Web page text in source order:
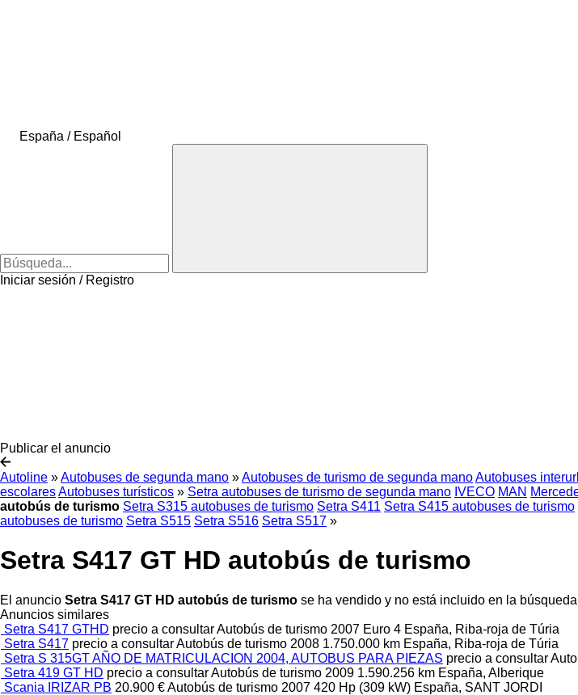
España / Español
Iniciar sesión / Registro
Publicar el anuncio
Autoline »Autobuses de segunda mano »Autobuses de turismo de segunda manoAutobuses
escolaresAutobuses turísticos » Setra autobuses de turismo de segunda mano IVECO MAN
autobús de turismo Setra S315 autobuses de turismo Setra S411 Setra S415 autobuses de turismo
autobuses de turismo Setra S515 Setra S516 Setra S517 »
Setra S417 GT HD autobús de turismo
El anuncio Setra S417 GT HD autobús de turismo se ha vendido y no está incluido en la
Anuncios similares
Setra S417 GTHD precio a consultarAutobús de turismo 2007 Euro 4 España, Riba-roja de Túria
Setra S417 precio a consultarAutobús de turismo 2008 1.750.000 km España, Riba-roja de Túria
Setra S 315GT AÑO DE MATRICULACION 2004, AUTOBUS PARA PIEZAS precio a consultar
Setra 419 GT HD precio a consultarAutobús de turismo 2009 1.590.256 km España, Alberique
Scania IRIZAR PB 20.900 €Autobús de turismo 2007 420 Hp (309 kW) España, SANT JORDI